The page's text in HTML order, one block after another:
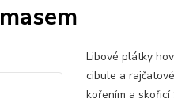
Libové plátky
cibule a
kořením a